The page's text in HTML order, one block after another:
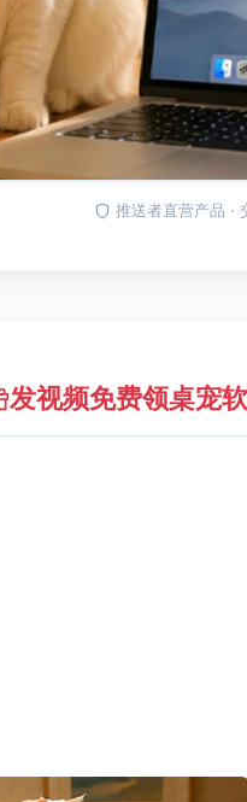
推送者直营产品 ·
发视频免费领桌宠